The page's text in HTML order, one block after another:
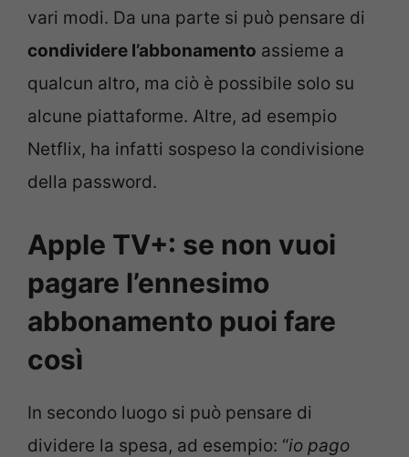
vari modi. Da una parte si può pensare di
condividere l’abbonamento assieme a
qualcun altro, ma ciò è possibile solo su
alcune piattaforme. Altre, ad esempio
Netflix, ha infatti sospeso la condivisione
della password.
Apple TV+: se non vuoi
pagare l’ennesimo
abbonamento puoi fare
così
In secondo luogo si può pensare di
dividere la spesa, ad esempio: “io pago